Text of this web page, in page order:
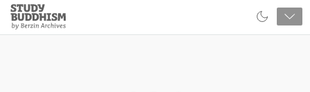
Close
Study
Buddhism